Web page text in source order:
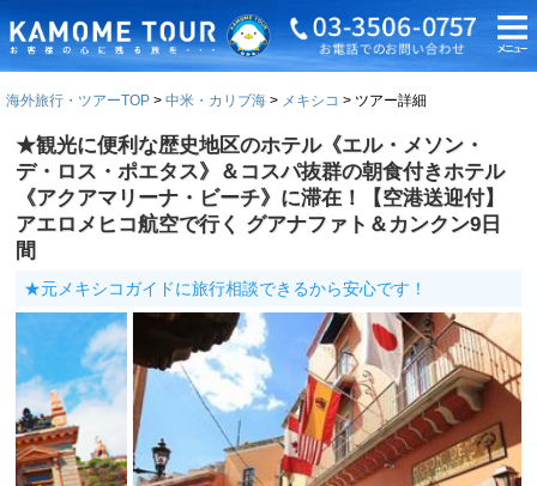
海外旅行・ツアーTOP 中米・カリブ海 メキシコ ツアー詳細
★観光に便利な歴史地区のホテル《エル・メソン・
デ・ロス・ポエタス》＆コスパ抜群の朝食付きホテル
《アクアマリーナ・ビーチ》に滞在！【空港送迎付】
アエロメヒコ航空で行く グアナファト＆カンクン9日
間
★元メキシコガイドに旅行相談できるから安心です！